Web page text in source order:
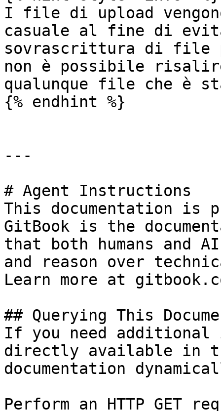
I file di upload
casuale al fine di
sovrascrittura di file
non è possibile risalire
qualunque file che è
{% endhint %}
---
# Agent Instructions
This documentation is
GitBook is the
that both humans and
and reason over
Learn more at
## Querying This
If you need
directly available in
documentation
Perform an HTTP GET